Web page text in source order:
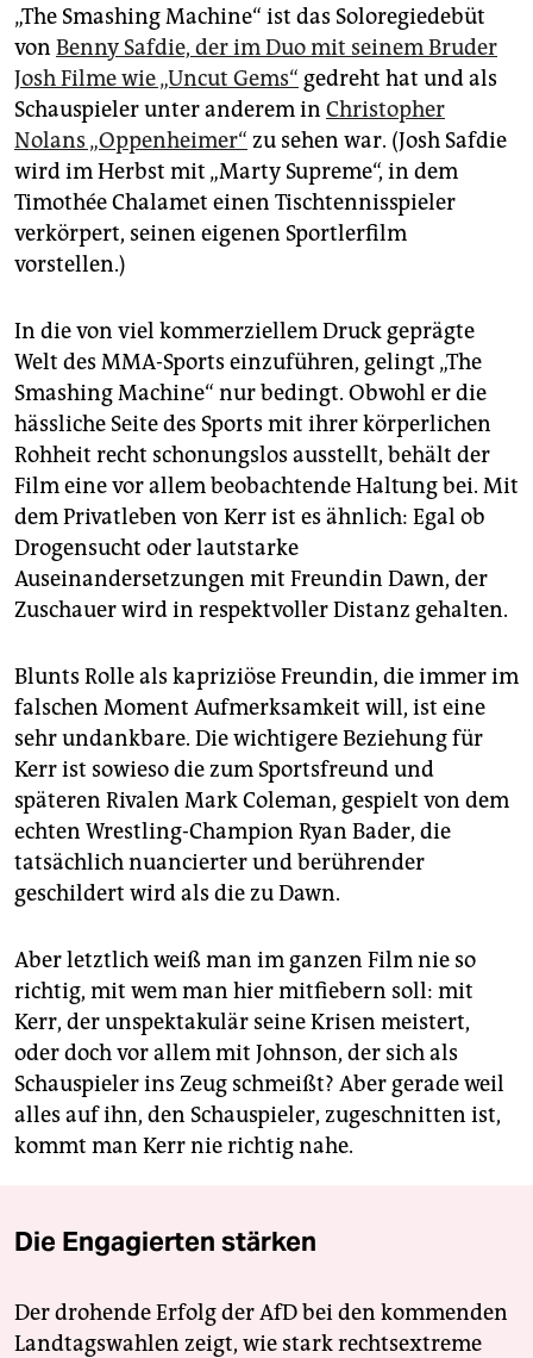
„The Smashing Machine“ ist das Solo­regie­debüt
von Benny Safdie, der im Duo mit seinem Bruder
Josh Filme wie „Uncut Gems“ gedreht hat und als
Schauspieler unter anderem in Christopher
Nolans „Oppenheimer“ zu sehen war. (Josh Safdie
wird im Herbst mit „Marty Supreme“, in dem
Timothée Chalamet einen Tischtennisspieler
verkörpert, seinen eigenen Sportlerfilm
vorstellen.)
In die von viel kommerziellem Druck geprägte
Welt des MMA-Sports einzuführen, gelingt „The
Smashing Machine“ nur bedingt. Obwohl er die
hässliche Seite des Sports mit ihrer körperlichen
Rohheit recht schonungslos ausstellt, behält der
Film eine vor allem beobachtende Haltung bei. Mit
dem Privatleben von Kerr ist es ähnlich: Egal ob
Drogensucht oder lautstarke
Auseinandersetzungen mit Freundin Dawn, der
Zuschauer wird in respektvoller Distanz gehalten.
Blunts Rolle als kapriziöse Freundin, die immer im
falschen Moment Aufmerksamkeit will, ist eine
sehr undankbare. Die wichtigere Beziehung für
Kerr ist sowieso die zum Sportsfreund und
späteren Rivalen Mark Coleman, gespielt von dem
echten Wrestling-Champion Ryan Bader, die
tatsächlich nuancierter und berührender
geschildert wird als die zu Dawn.
Aber letztlich weiß man im ganzen Film nie so
richtig, mit wem man hier mitfiebern soll: mit
Kerr, der unspektakulär seine Krisen meistert,
oder doch vor allem mit Johnson, der sich als
Schauspieler ins Zeug schmeißt? Aber gerade weil
alles auf ihn, den Schauspieler, zugeschnitten ist,
kommt man Kerr nie richtig nahe.
Die Engagierten stärken
Der drohende Erfolg der AfD bei den kommenden
Landtagswahlen zeigt, wie stark rechtsextreme